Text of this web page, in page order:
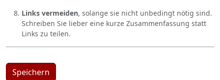
Links vermeiden, solange sie nicht unbedingt nötig sind.
Schreiben Sie lieber eine kurze Zusammenfassung statt
Links zu teilen.
Speichern